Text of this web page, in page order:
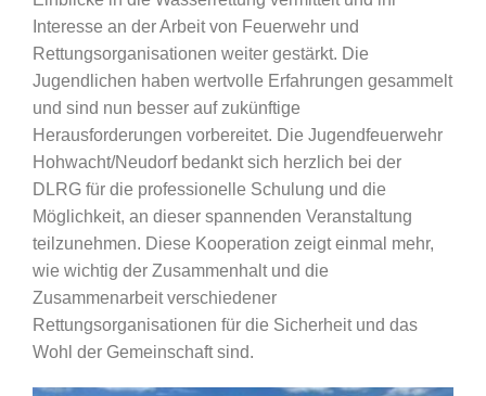
Interesse an der Arbeit von Feuerwehr und
Rettungsorganisationen weiter gestärkt. Die
Jugendlichen haben wertvolle Erfahrungen gesammelt
und sind nun besser auf zukünftige
Herausforderungen vorbereitet. Die Jugendfeuerwehr
Hohwacht/Neudorf bedankt sich herzlich bei der
DLRG für die professionelle Schulung und die
Möglichkeit, an dieser spannenden Veranstaltung
teilzunehmen. Diese Kooperation zeigt einmal mehr,
wie wichtig der Zusammenhalt und die
Zusammenarbeit verschiedener
Rettungsorganisationen für die Sicherheit und das
Wohl der Gemeinschaft sind.